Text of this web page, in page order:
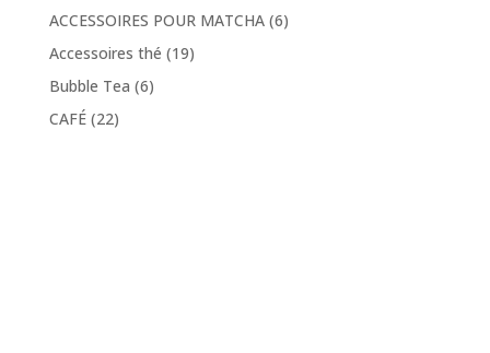
produits
ACCESSOIRES POUR MATCHA 66
Accessoires thé 1919
Bubble Tea 66
CAFÉ 2222